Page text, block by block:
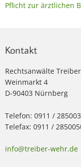
Pflicht zur ärztlichen
Kontakt
Rechtsanwälte
Weinmarkt 4
D-90403 Nürnberg
Telefon: 0911 /
Telefax: 0911 /
info@treiber-wehr.de